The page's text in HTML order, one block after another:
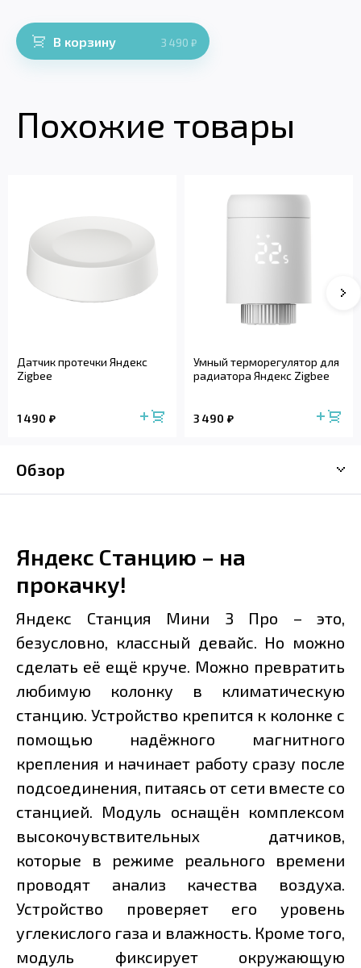
В корзину 3 490 ₽
Похожие товары
Датчик протечки Яндекс
Zigbee
1 490
Умный терморегулятор для
радиатора Яндекс Zigbee
3 490
Обзор
Яндекс Станцию – на
прокачку!
Яндекс Станция Мини 3 Про – это,
безусловно, классный девайс. Но можно
сделать её ещё круче. Можно превратить
любимую колонку в климатическую
станцию. Устройство крепится к колонке с
помощью надёжного магнитного
крепления и начинает работу сразу после
подсоединения, питаясь от сети вместе со
станцией. Модуль оснащён комплексом
высокочувствительных датчиков,
которые в режиме реального времени
проводят анализ качества воздуха.
Устройство проверяет его уровень
углекислого газа и влажность. Кроме того,
модуль фиксирует окружающую